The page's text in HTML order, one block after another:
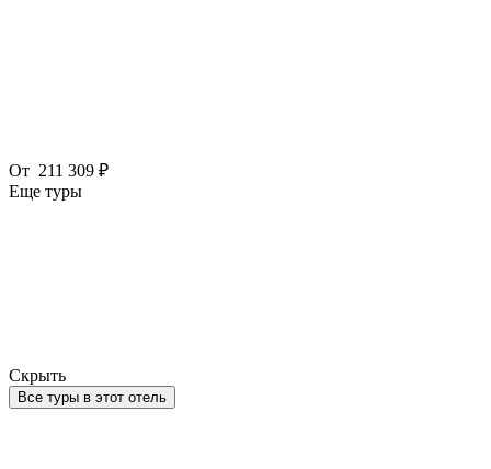
От 211 309 ₽
Еще туры
Скрыть
Все туры в этот отель